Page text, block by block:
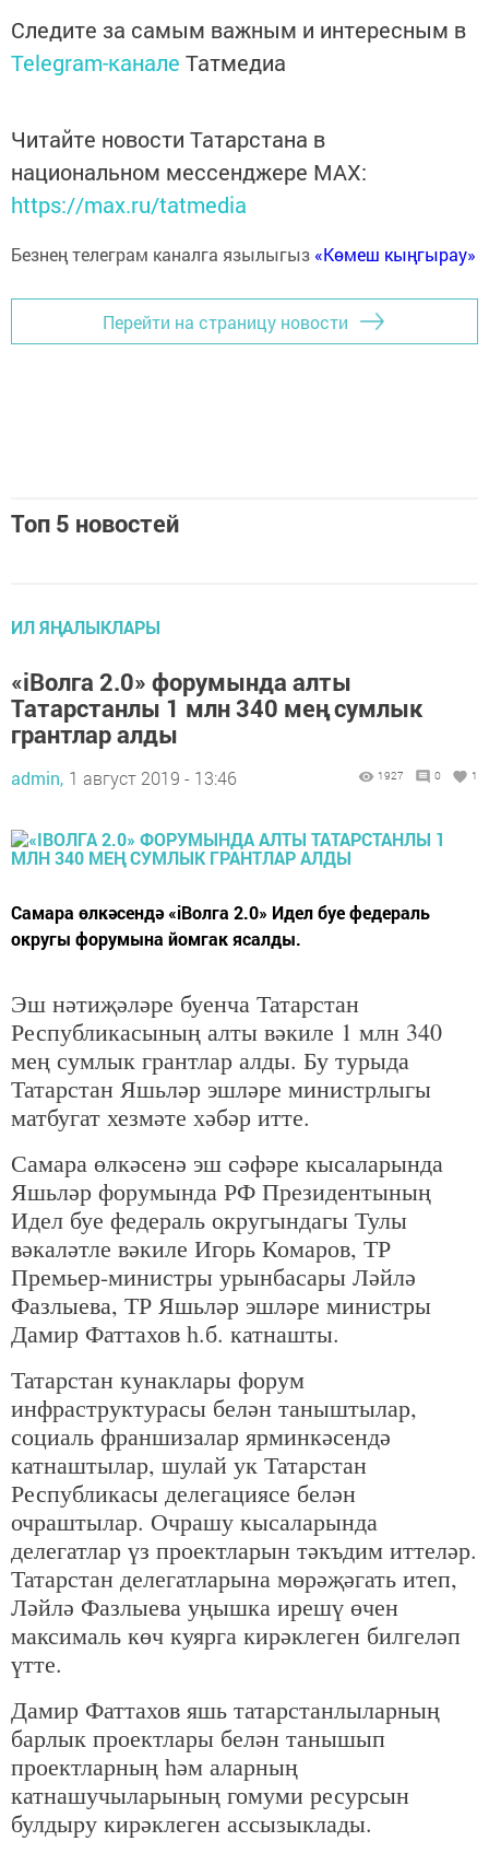
Следите за самым важным и интересным в
Telegram-канале Татмедиа
Читайте новости Татарстана в
национальном мессенджере MАХ:
https://max.ru/tatmedia
Безнең телеграм каналга язылыгыз «Көмеш кыңгырау»
Перейти на страницу новости
Топ 5 новостей
ИЛ ЯҢАЛЫКЛАРЫ
«іВолга 2.0» форумында алты
Татарстанлы 1 млн 340 мең сумлык
грантлар алды
admin, 1 август 2019 - 13:46 1927 0 1
Самара өлкәсендә «іВолга 2.0» Идел буе федераль
округы форумына йомгак ясалды.
Эш нәтиҗәләре буенча Татарстан
Республикасының алты вәкиле 1 млн 340
мең сумлык грантлар алды. Бу турыда
Татарстан Яшьләр эшләре министрлыгы
матбугат хезмәте хәбәр итте.
Самара өлкәсенә эш сәфәре кысаларында
Яшьләр форумында РФ Президентының
Идел буе федераль округындагы Тулы
вәкаләтле вәкиле Игорь Комаров, ТР
Премьер-министры урынбасары Ләйлә
Фазлыева, ТР Яшьләр эшләре министры
Дамир Фаттахов һ.б. катнашты.
Татарстан кунаклары форум
инфраструктурасы белән таныштылар,
социаль франшизалар ярминкәсендә
катнаштылар, шулай ук Татарстан
Республикасы делегациясе белән
очраштылар. Очрашу кысаларында
делегатлар үз проектларын тәкъдим иттеләр.
Татарстан делегатларына мөрәҗәгать итеп,
Ләйлә Фазлыева уңышка ирешү өчен
максималь көч куярга кирәклеген билгеләп
үтте.
Дамир Фаттахов яшь татарстанлыларның
барлык проектлары белән танышып
проектларның һәм аларның
катнашучыларының гомуми ресурсын
булдыру кирәклеген ассызыклады.